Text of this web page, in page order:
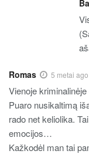
Romas 5 metai ago
Vienoje
Puaro nusikaltimą
rado net keliolika.
emocijos…
Kažkodėl man tai